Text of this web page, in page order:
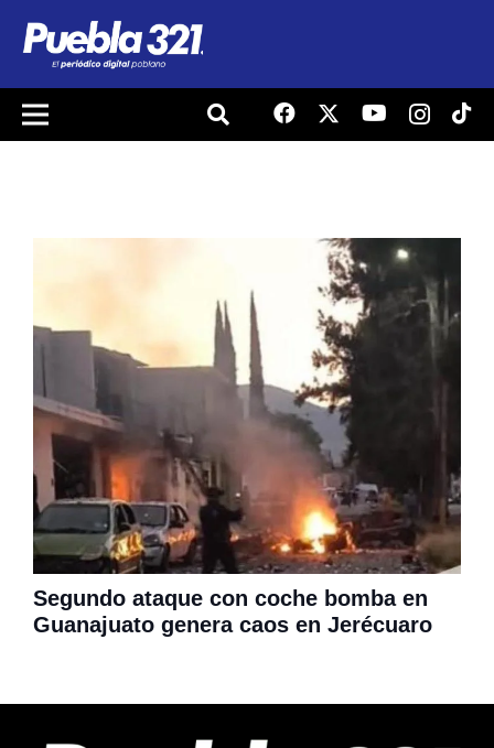
Segundo ataque con coche bomba en
Guanajuato genera caos en Jerécuaro